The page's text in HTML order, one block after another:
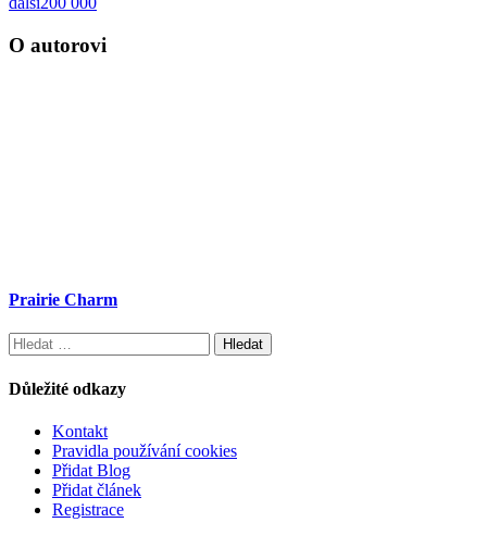
O autorovi
Prairie Charm
Vyhledávání
Důležité odkazy
Kontakt
Pravidla používání cookies
Přidat Blog
Přidat článek
Registrace